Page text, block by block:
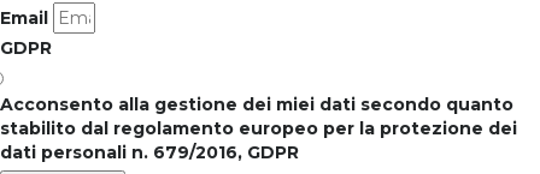
Email
GDPR
Acconsento alla gestione dei miei dati secondo quanto
stabilito dal regolamento europeo per la protezione dei
dati personali n. 679/2016, GDPR